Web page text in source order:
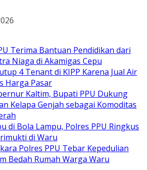
Terima Bantuan Pendidikan dari
Niaga di Akamigas Cepu
4 Tenant di KIPP Karena Jual Air
Harga Pasar
Kaltim, Bupati PPU Dukung
Kelapa Genjah sebagai Komoditas
di Bola Lampu, Polres PPU Ringkus
di Waru
Polres PPU Tebar Kepedulian
Bedah Rumah Warga Waru